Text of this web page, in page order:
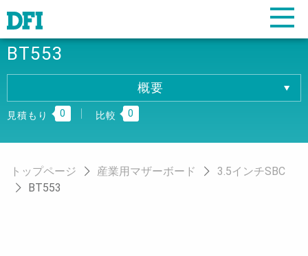
BT553
概要
概要
ダウンロード
注文情報
見積もり 0 比較 0
トップページ 産業用マザーボード
3.5インチSBC
BT553